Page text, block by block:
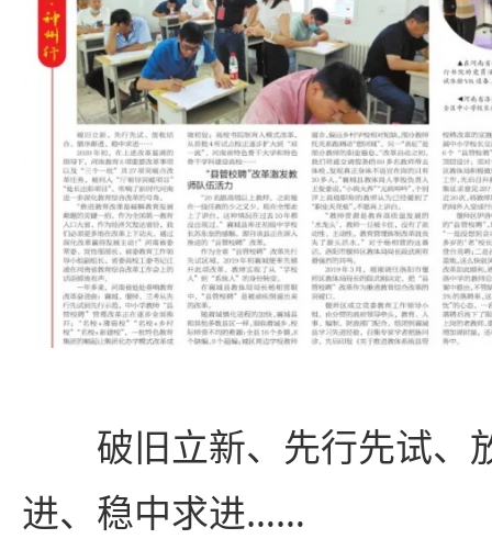
破旧立新、先行先试、
进、稳中求进……